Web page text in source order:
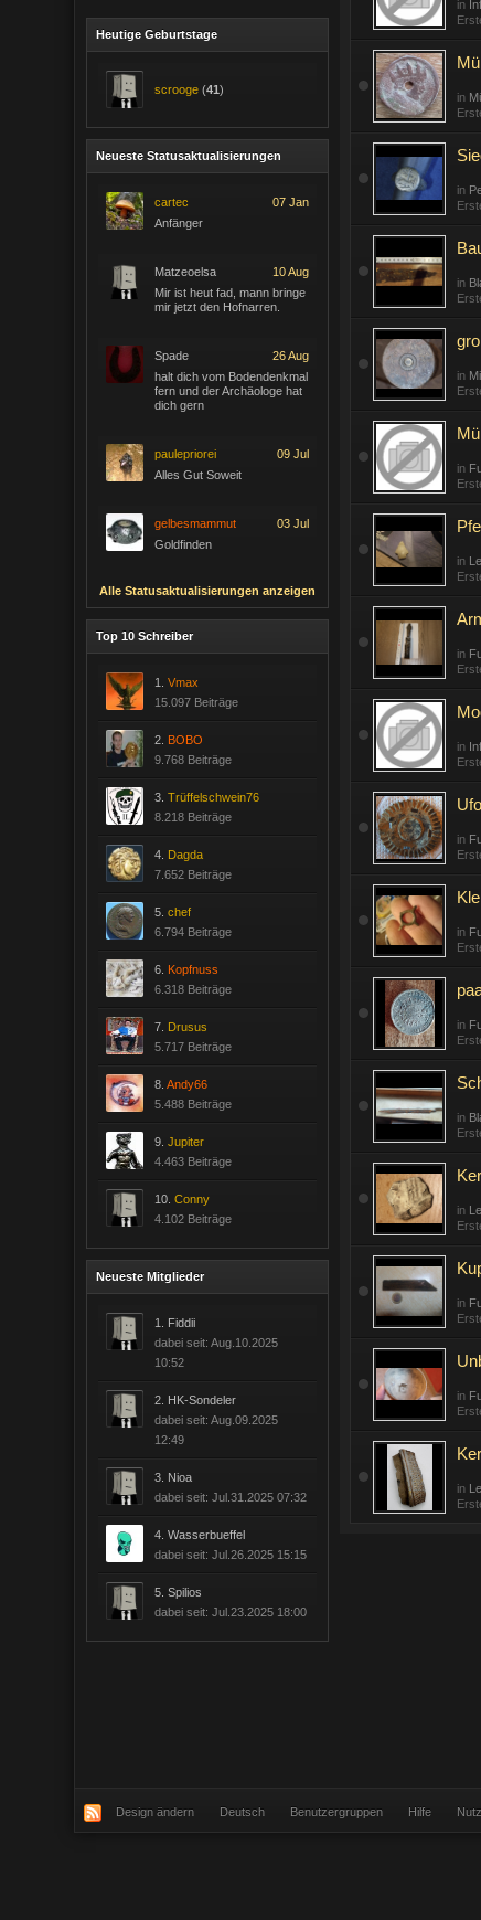
Heutige Geburtstage
scrooge (41)
Neueste Statusaktualisierungen
07 Jan
cartec
Anfänger
10 Aug
Matzeoelsa
Mir ist heut fad, mann bringe
mir jetzt den Hofnarren.
26 Aug
Spade
halt dich vom Bodendenkmal
fern und der Archäologe hat
dich gern
09 Jul
paulepriorei
Alles Gut Soweit
03 Jul
gelbesmammut
Goldfinden
Alle Statusaktualisierungen anzeigen
Top 10 Schreiber
1.Vmax
15.097 Beiträge
2. BOBO
9.768 Beiträge
3.Trüffelschwein76
8.218 Beiträge
4. Dagda
7.652 Beiträge
5.chef
6.794 Beiträge
6. Kopfnuss
6.318 Beiträge
7. Drusus
5.717 Beiträge
8.Andy66
5.488 Beiträge
9.Jupiter
4.463 Beiträge
10.Conny
4.102 Beiträge
Neueste Mitglieder
1. Fiddii
dabei seit: Aug.10.2025
10:52
2. HK-Sondeler
dabei seit: Aug.09.2025
12:49
3. Nioa
dabei seit: Jul.31.2025 07:32
4.Wasserbueffel
dabei seit: Jul.26.2025 15:15
5.Spilios
dabei seit: Jul.23.2025 18:00
in
in
in
in
in
in
in
in
in
in
in
in
in
in
in
in
in
Design ändern Deutsch Benutzergruppen Hilfe